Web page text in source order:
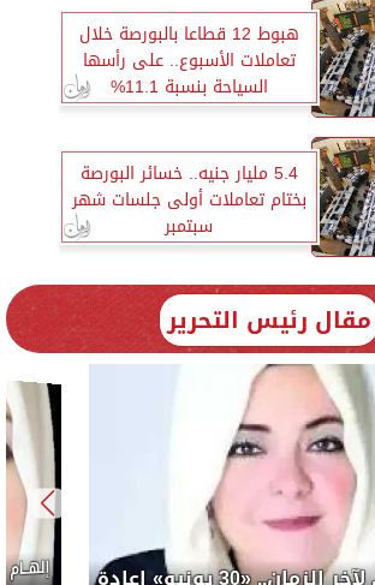
هبوط 12 قطاعا بالبورصة خلال
تعاملات الأسبوع.. على رأسها
السياحة بنسبة 11.1%
5.4 مليار جنيه.. خسائر البورصة
بختام تعاملات أولى جلسات شهر
سبتمبر
مقال رئيس التحرير